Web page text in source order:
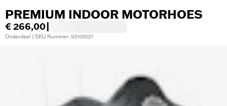
PREMIUM INDOOR MOTORHOES
€ 266,00
Onderdeel | SKU Nummer: 93100021